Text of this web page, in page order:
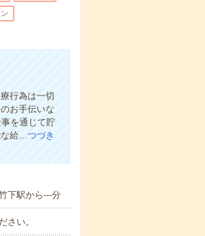
行為は一切
お手伝いな
を通じて貯
な給…つづき
下駅から---分
さい。